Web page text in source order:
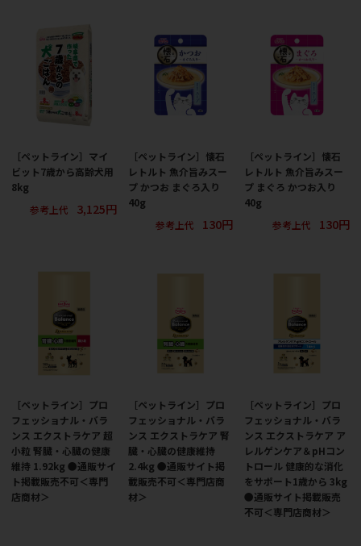
［ペットライン］マイ
ビット7歳から高齢犬用
8kg
参考上代
3,125円
［ペットライン］懐石
レトルト 魚介旨みスー
プ かつお まぐろ入り
40g
参考上代
130円
［ペットライン］懐石
レトルト 魚介旨みスー
プ まぐろ かつお入り
40g
参考上代
130円
［ペットライン］プロ
フェッショナル・バラ
ンス エクストラケア 超
小粒 腎臓・心臓の健康
維持 1.92kg ●通販サイ
ト掲載販売不可＜専門
店商材＞
［ペットライン］プロ
フェッショナル・バラ
ンス エクストラケア 腎
臓・心臓の健康維持
2.4kg ●通販サイト掲
載販売不可＜専門店商
材＞
［ペットライン］プロ
フェッショナル・バラ
ンス エクストラケア ア
レルゲンケア＆pHコン
トロール 健康的な消化
をサポート1歳から 3kg
●通販サイト掲載販売
不可＜専門店商材＞